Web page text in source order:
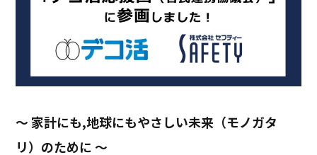
～ 家計にも,地球にもやさしい未来（モノガタ
リ）のために ～